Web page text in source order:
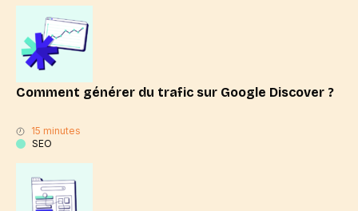
Comment générer du trafic sur Google Discover ?
15 minutes
SEO